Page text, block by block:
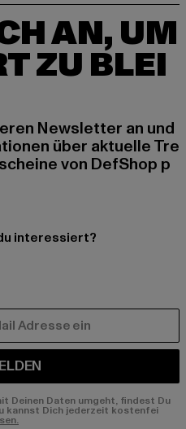
AN, UM
ZU BLEI
Newsletter an und
über aktuelle Tre
von DefShop p
interessiert?
Deinen Daten umgeht, findest Du
kannst Dich jederzeit kostenfei